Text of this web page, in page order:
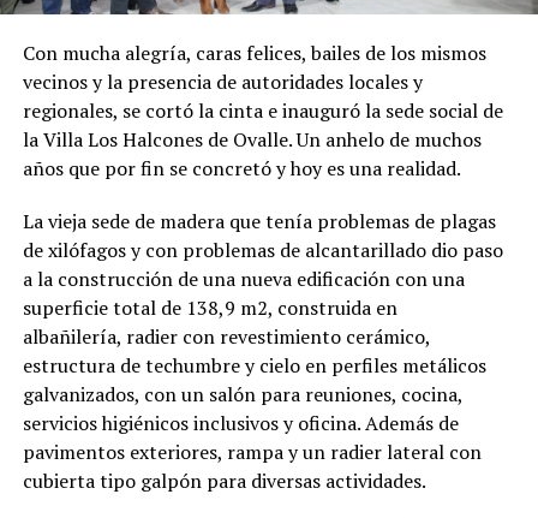
Con mucha alegría, caras felices, bailes de los mismos
vecinos y la presencia de autoridades locales y
regionales, se cortó la cinta e inauguró la sede social de
la Villa Los Halcones de Ovalle. Un anhelo de muchos
años que por fin se concretó y hoy es una realidad.
La vieja sede de madera que tenía problemas de plagas
de xilófagos y con problemas de alcantarillado dio paso
a la construcción de una nueva edificación con una
superficie total de 138,9 m2, construida en
albañilería, radier con revestimiento cerámico,
estructura de techumbre y cielo en perfiles metálicos
galvanizados, con un salón para reuniones, cocina,
servicios higiénicos inclusivos y oficina. Además de
pavimentos exteriores, rampa y un radier lateral con
cubierta tipo galpón para diversas actividades.